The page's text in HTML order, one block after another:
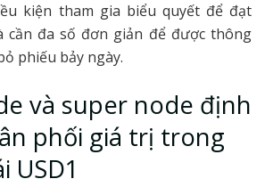
kiện tham gia biểu quyết để đạt
cần đa số đơn giản để được thông
phiếu bảy ngày.
và super node định
phối giá trị trong
USD1